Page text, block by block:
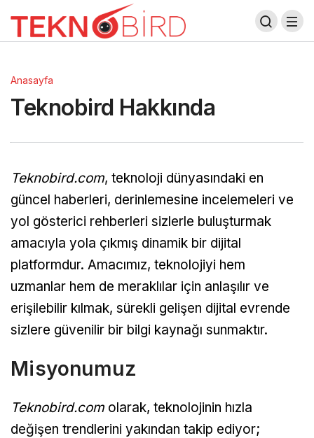
Anasayfa
Teknobird Hakkında
Teknobird.com, teknoloji dünyasındaki en
güncel haberleri, derinlemesine incelemeleri ve
yol gösterici rehberleri sizlerle buluşturmak
amacıyla yola çıkmış dinamik bir dijital
platformdur. Amacımız, teknolojiyi hem
uzmanlar hem de meraklılar için anlaşılır ve
erişilebilir kılmak, sürekli gelişen dijital evrende
sizlere güvenilir bir bilgi kaynağı sunmaktır.
Misyonumuz
Teknobird.com olarak, teknolojinin hızla
değişen trendlerini yakından takip ediyor;